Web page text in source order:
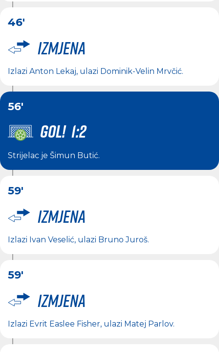
46'
Izmjena
Izlazi Anton Lekaj, ulazi Dominik-Velin Mrvčić.
56'
GOL! 1:2
Strijelac je Šimun Butić.
59'
Izmjena
Izlazi Ivan Veselić, ulazi Bruno Juroš.
59'
Izmjena
Izlazi Evrit Easlee Fisher, ulazi Matej Parlov.